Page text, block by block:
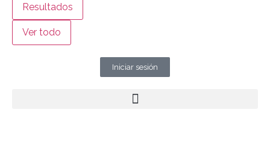
Resultados
Ver todo
Iniciar sesión